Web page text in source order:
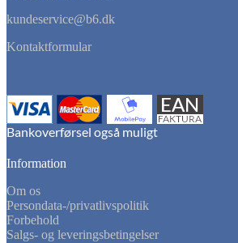
kundeservice@b6.dk
Kontaktformular
Information
Om os
Persondata-/privatlivspolitik
Forbehold
Salgs- og leveringsbetingelser